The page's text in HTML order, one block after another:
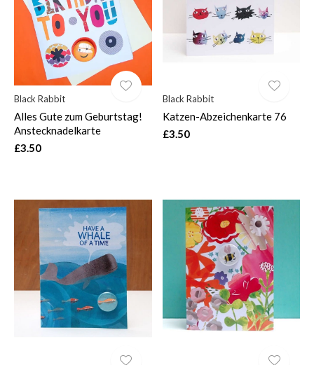
Black Rabbit
Alles Gute zum Geburtstag!
Anstecknadelkarte
£3.50
Black Rabbit
Katzen-Abzeichenkarte 76
£3.50